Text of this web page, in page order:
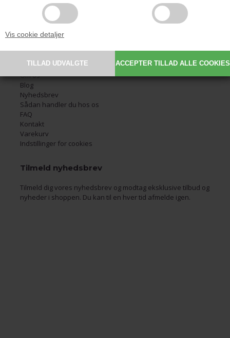
Vis cookie detaljer
Information
Forside
Fortrydelsesformular
Om os
Blog
Nyhedsbrev
Sådan handler du hos os
FAQ
Kontakt
Varekurv
Indstillinger for cookies
Tilmeld nyhedsbrev
Tilmeld dig vores nyhedsbrev og modtag eksklusive tilbud og
nyheder i shoppen. Du kan til en hver tid afmelde igen.